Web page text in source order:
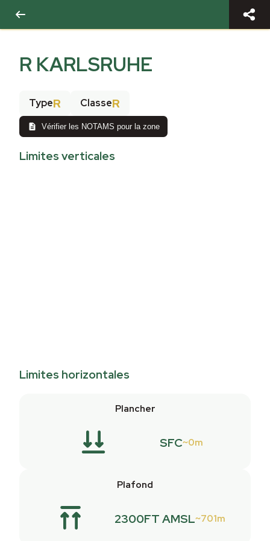
R KARLSRUHE
TypeR ClasseR
Vérifier les NOTAMS pour la zone
Limites verticales
Limites horizontales
Plancher
SFC 0m
Plafond
2300FT AMSL 701m